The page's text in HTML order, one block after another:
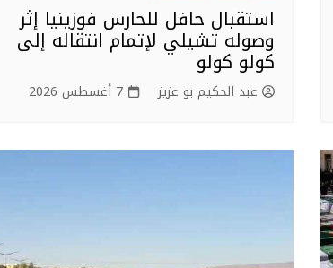
استقبال حافل للحارس فوزينيا إثر
وصوله تشيلي لإتمام انتقاله إلى
كولو كولو
عبد الحكيم بو عزيز 7 أغسطس 2026